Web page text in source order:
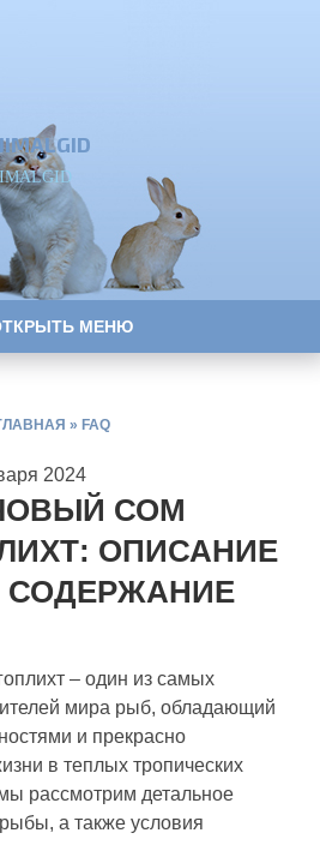
МЕНЮ
» FAQ
2024
СОМ
ОПИСАНИЕ
СОДЕРЖАНИЕ
– один из самых
мира рыб, обладающий
и прекрасно
в теплых тропических
рассмотрим детальное
а также условия